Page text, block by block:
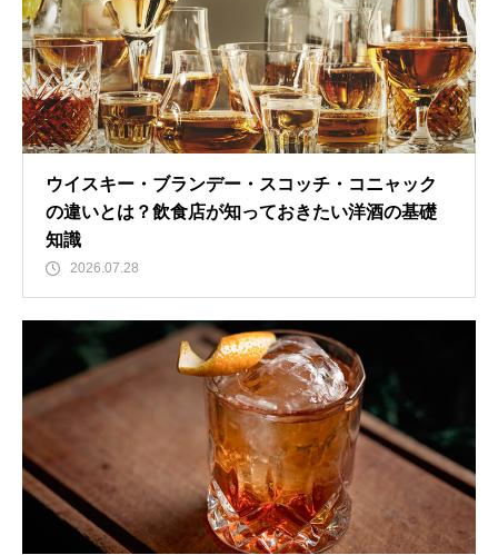
ウイスキー・ブランデー・スコッチ・コニャック
の違いとは？飲食店が知っておきたい洋酒の基礎
知識
2026.07.28